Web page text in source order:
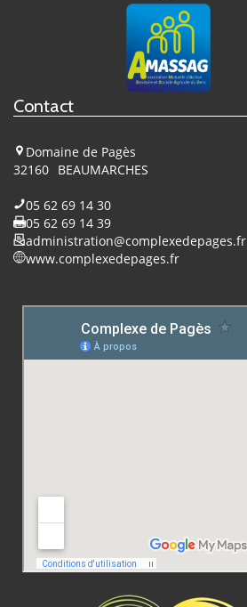
Pagès
sur
Contact
Domaine de Pagès
32160 BEAUMARCHES
05 62 69 14 30
05 62 69 14 39
administration@complexedepages.fr
www.complexedepages.fr